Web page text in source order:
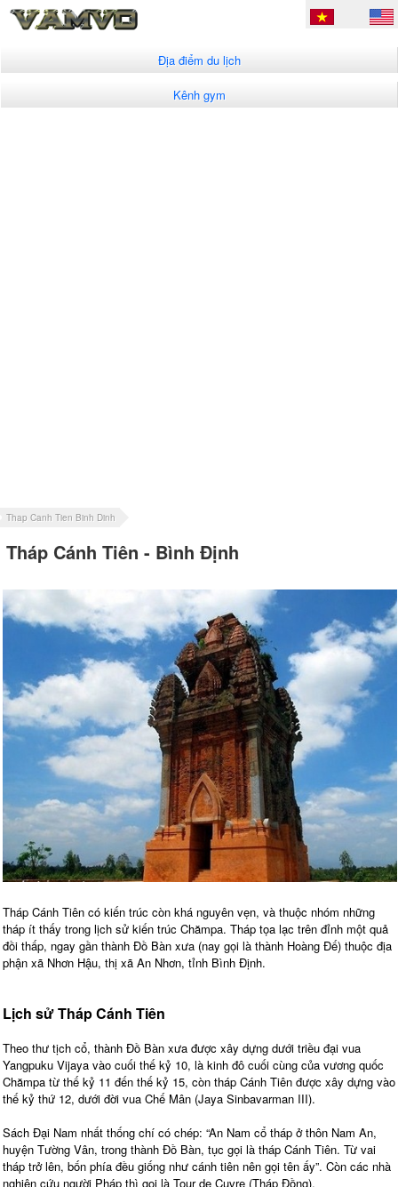
Địa điểm du lịch
Kênh gym
Thap Canh Tien Binh Dinh
Tháp Cánh Tiên - Bình Định
Tháp Cánh Tiên có kiến trúc còn khá nguyên vẹn, và thuộc nhóm những
tháp ít thấy trong lịch sử kiến trúc Chămpa. Tháp tọa lạc trên đỉnh một quả
đồi thấp, ngay gần thành Đồ Bàn xưa (nay gọi là thành Hoàng Đế) thuộc địa
phận xã Nhơn Hậu, thị xã An Nhơn, tỉnh Bình Định.
Lịch sử Tháp Cánh Tiên
Theo thư tịch cổ, thành Đồ Bàn xưa được xây dựng dưới triều đại vua
Yangpuku Vijaya vào cuối thế kỷ 10, là kinh đô cuối cùng của vương quốc
Chămpa từ thế kỷ 11 đến thế kỷ 15, còn tháp Cánh Tiên được xây dựng vào
thế kỷ thứ 12, dưới đời vua Chế Mân (Jaya Sinbavarman III).
Sách Đại Nam nhất thống chí có chép: “An Nam cổ tháp ở thôn Nam An,
huyện Tường Vân, trong thành Đồ Bàn, tục gọi là tháp Cánh Tiên. Từ vai
tháp trở lên, bốn phía đều giống như cánh tiên nên gọi tên ấy”. Còn các nhà
nghiên cứu người Pháp thì gọi là Tour de Cuvre (Tháp Đồng).